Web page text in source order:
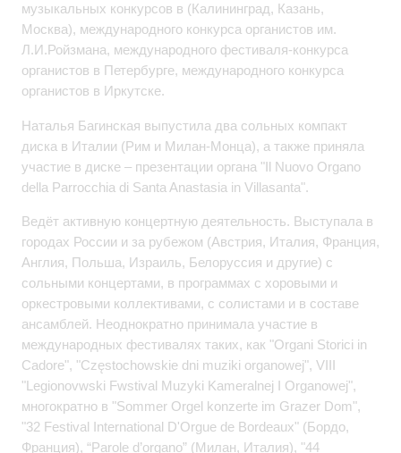
музыкальных конкурсов в (Калининград, Казань,
Москва), международного конкурса органистов им.
Л.И.Ройзмана, международного фестиваля-конкурса
органистов в Петербурге, международного конкурса
органистов в Иркутске.
Наталья Багинская выпустила два сольных компакт
диска в Италии (Рим и Милан-Монца), а также приняла
участие в диске – презентации органа "Il Nuovo Organo
della Parrocchia di Santa Anastasia in Villasanta".
Ведёт активную концертную деятельность. Выступала в
городах России и за рубежом (Австрия, Италия, Франция,
Англия, Польша, Израиль, Белоруссия и другие) с
сольными концертами, в программах с хоровыми и
оркестровыми коллективами, с солистами и в составе
ансамблей. Неоднократно принимала участие в
международных фестивалях таких, как "Organi Storici in
Cadore", "Częstochowskie dni muziki organowej", VIII
"Legionovwski Fwstival Muzyki Kameralnej I Organowej",
многократно в "Sommer Orgel konzerte im Grazer Dom",
"32 Festival International D'Orgue de Bordeaux" (Бордо,
Франция), “Parole d’organo” (Милан, Италия), "44